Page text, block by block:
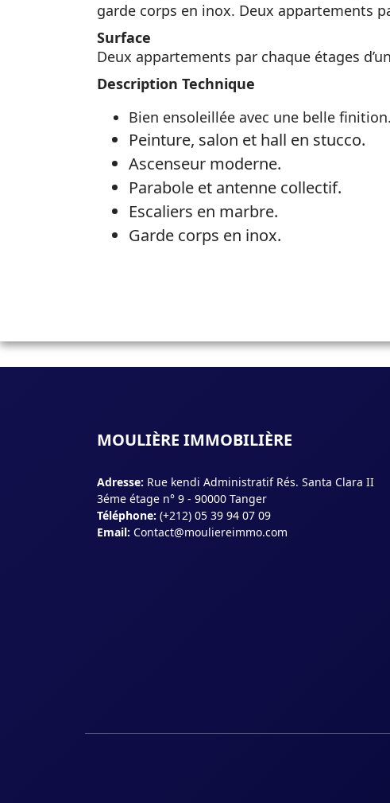
garde corps en inox. Deux appartements
Surface
Deux appartements par chaque étages
Description Technique
Bien ensoleillée avec une belle finition.
Peinture, salon et hall en stucco.
Ascenseur moderne.
Parabole et antenne collectif.
Escaliers en marbre.
Garde corps en inox.
MOULIÈRE IMMOBILIÈRE
Adresse: Rue kendi Administratif Rés. Santa Clara II
3éme étage n° 9 - 90000 Tanger
Téléphone: (+212) 05 39 94 07 09
Email: Contact@mouliereimmo.com